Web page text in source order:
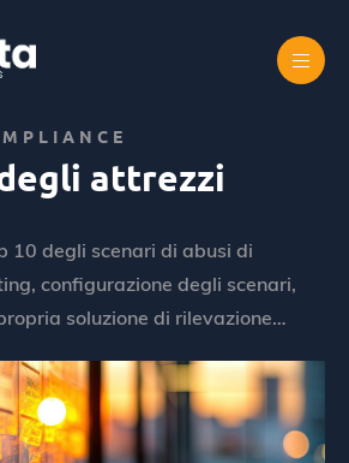
attrezzi
10 degli scenari di abusi di
configurazione degli scenari,
soluzione di rilevazione…